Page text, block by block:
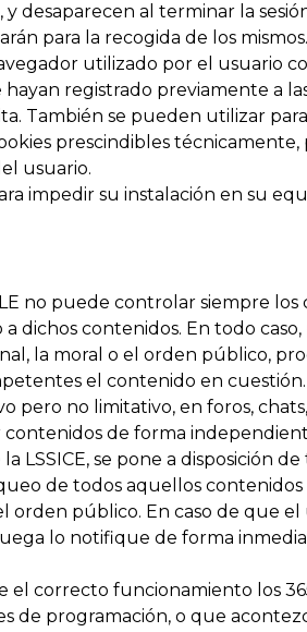
desaparecen al terminar la
para la recogida de los mismos.
utilizado por el usuario
registrado previamente a
También se pueden utilizar
prescindibles técnicamente,
usuario.
impedir su instalación en su
no puede controlar siempre los
dichos contenidos. En todo
la moral o el orden público,
el contenido en cuestión.
pero no limitativo, en foros, chats,
de forma
LSSICE, se pone a disposición de
de todos aquellos
orden público. En caso de que el
lo notifique de forma
el correcto funcionamiento los
de programación, o que